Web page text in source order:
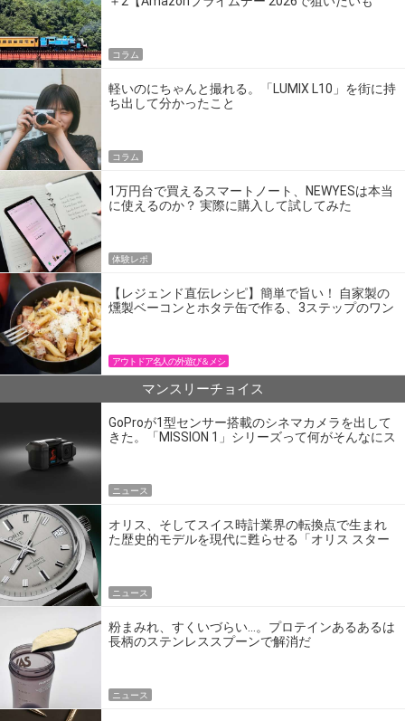
コラム
軽いのにちゃんと撮れる。「LUMIX L10」を街に持
ち出して分かったこと
コラム
1万円台で買えるスマートノート、NEWYESは本当
に使えるのか？ 実際に購入して試してみた
体験レポ
【レジェンド直伝レシピ】簡単で旨い！ 自家製の
燻製ベーコンとホタテ缶で作る、3ステップのワン
アウトドア名人の外遊び＆メシ
マンスリーチョイス
GoProが1型センサー搭載のシネマカメラを出して
きた。「MISSION 1」シリーズって何がそんなにス
ニュース
オリス、そしてスイス時計業界の転換点で生まれ
た歴史的モデルを現代に甦らせる「オリス スター
ニュース
粉まみれ、すくいづらい…。プロテインあるあるは
長柄のステンレススプーンで解消だ
ニュース